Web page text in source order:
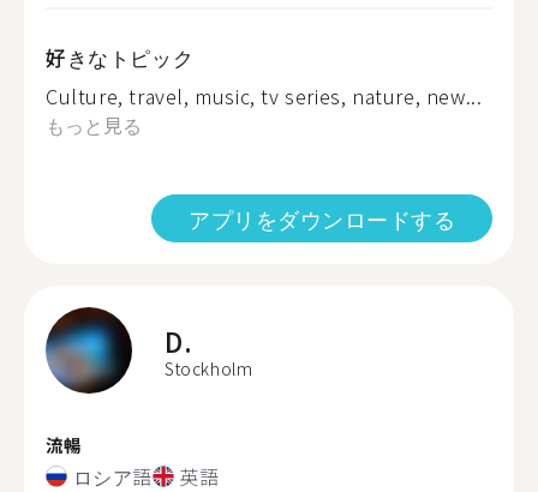
好きなトピック
Culture, travel, music, tv series, nature, new...
もっと見る
アプリをダウンロードする
D.
Stockholm
流暢
ロシア語 英語